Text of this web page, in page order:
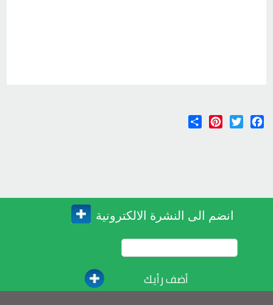
Facebook
Twitter
Pinterest
انضم الى النشرة الالكترونية
أضف رأيك